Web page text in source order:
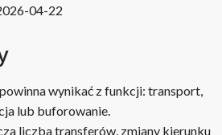
04-22
wynikać z funkcji: transport,
lub buforowanie.
liczba transferów, zmiany kierunku